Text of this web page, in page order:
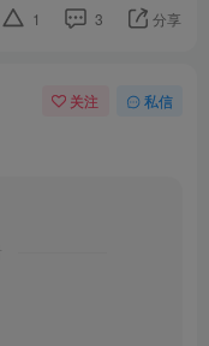
1 3 分享
关注 私信